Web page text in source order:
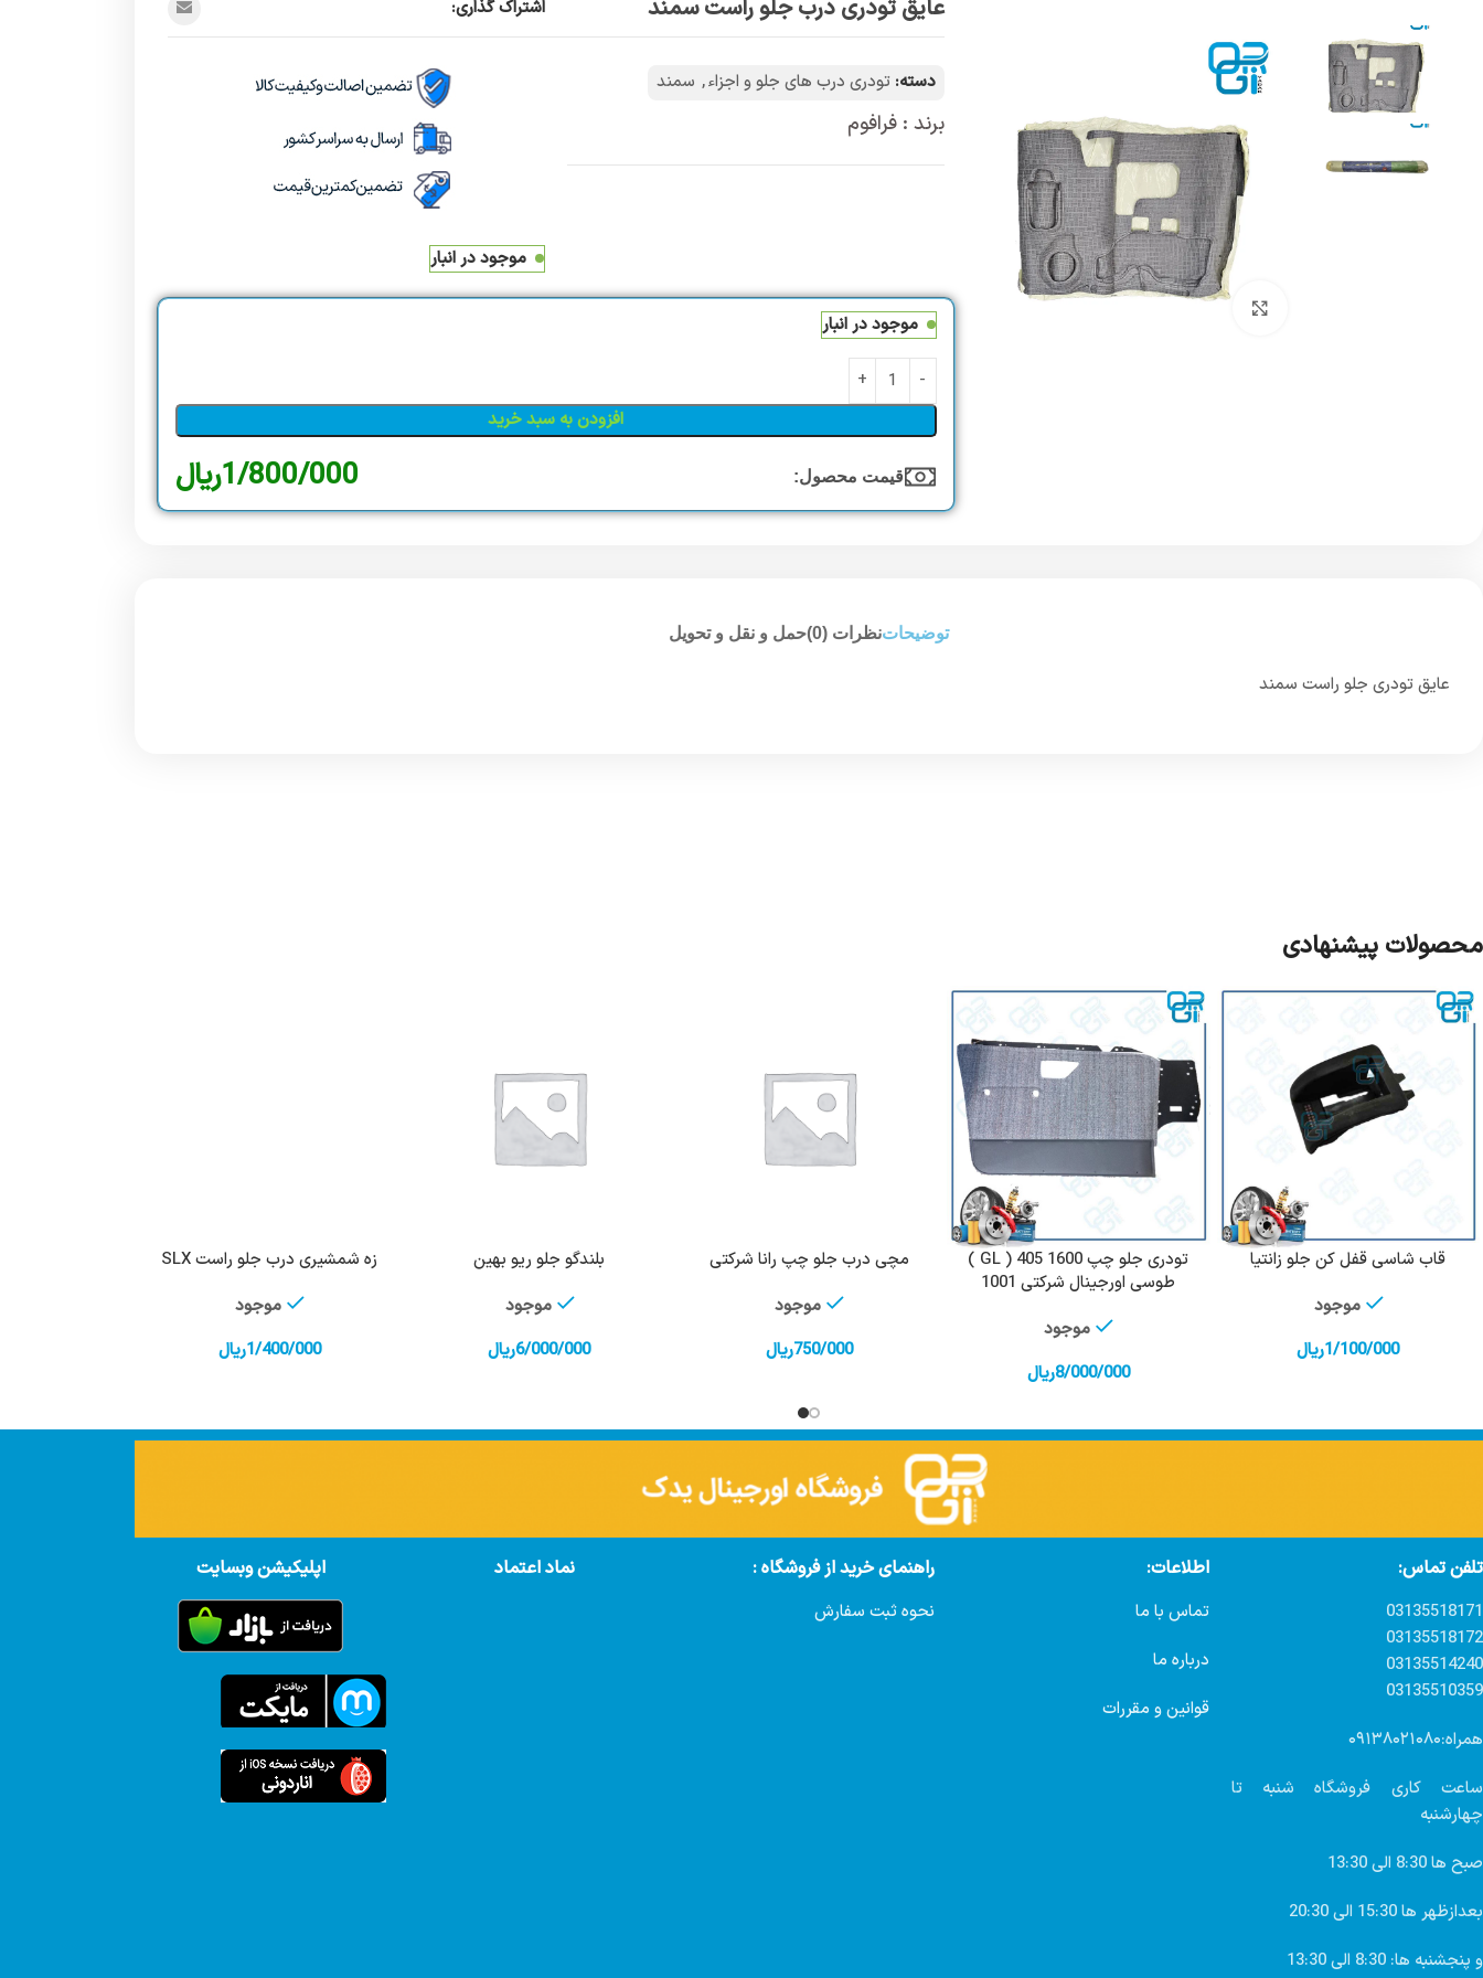
برای بزرگنمایی کلیک کنید
عایق تودری درب جلو راست سمند اشتراک گذاری:
دسته: تودری درب های جلو و اجزاء, سمند
برند : فرافوم
موجود در انبار
موجود در انبار
افزودن به سبد خرید
قیمت محصول:​ 1/800/000ریال
توضیحاتنظرات (0) حمل و نقل و تحویل
عایق تودری جلو راست سمند
محصولات پیشنهادی
افزودن به سبد خرید
قاب شاسی قفل کن جلو زانتیا
موجود
1/100/000ریال
افزودن به سبد خرید
تودری جلو چپ 1600 GL ) 405 )
طوسی اورجینال شرکتی 1001
موجود
8/000/000ریال
افزودن به سبد خرید
مچی درب جلو چپ رانا شرکتی
موجود
750/000ریال
افزودن به سبد خرید
بلندگو جلو ریو بهین
موجود
6/000/000ریال
افزودن به سبد خرید
زه شمشیری درب جلو راست SLX
موجود
1/400/000ریال
تلفن تماس:
03135518171
03135518172
03135514240
03135510359
همراه:۰۹۱۳۸۰۲۱۰۸۰
ساعت کاری فروشگاه شنبه تا
چهارشنبه
صبح ها 8:30 الی 13:30
بعدازظهر ها 15:30 الی 20:30
و پنجشنبه ها: 8:30 الی 13:30
اطلاعات:
تماس با ما
درباره ما
قوانین و مقررات
راهنمای خرید از فروشگاه :
نحوه ثبت سفارش
نماد اعتماد اپلیکیشن وبسایت